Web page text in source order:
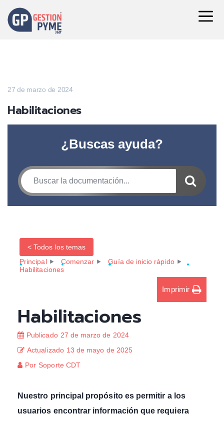
27 de marzo de 2024
Habilitaciones
¿Buscas ayuda?
< Todos los temas
Principal
Comenzar
Guía de inicio rápido
Habilitaciones
Imprimir
Habilitaciones
Publicado 27 de marzo de 2024
Actualizado 13 de mayo de 2025
Por Soporte CDT
Nuestro principal propósito es permitir a los
usuarios encontrar información que requiera